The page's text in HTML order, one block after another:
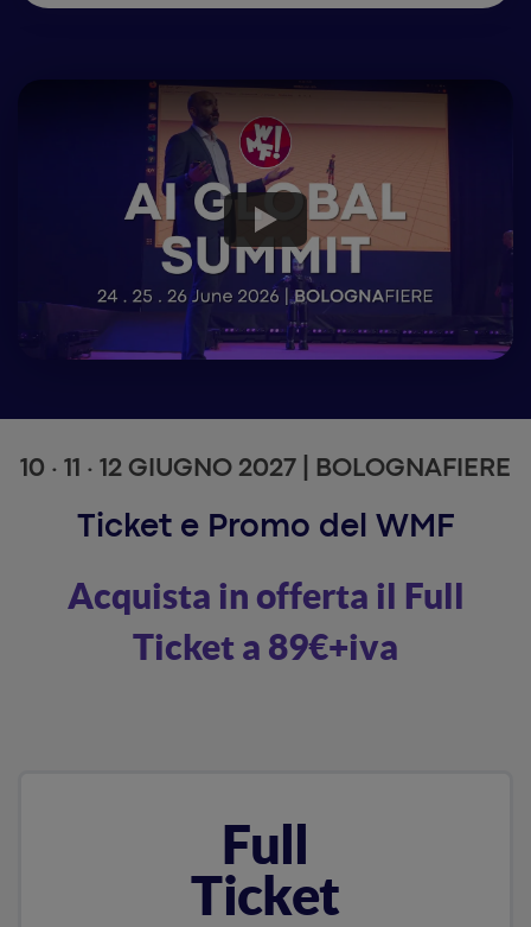
10 · 11 · 12 GIUGNO 2027 | BOLOGNAFIERE
Ticket e Promo del WMF
Acquista in offerta il Full
Ticket a 89€+iva
Full
Ticket